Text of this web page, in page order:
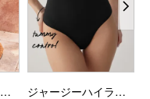
毛皮のメリージェーン
ジャージーハイライズソリッドシェイプウェア